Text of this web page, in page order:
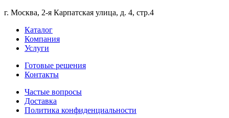
г. Москва, 2-я Карпатская улица, д. 4, стр.4
Каталог
Компания
Услуги
Готовые решения
Контакты
Частые вопросы
Доставка
Политика конфиденциальности